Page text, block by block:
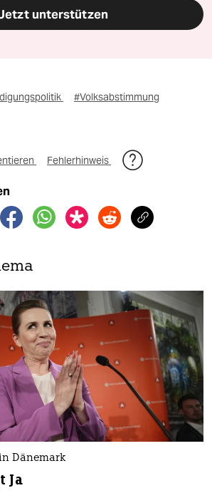
unterstützen
#Volksabstimmung
Fehlerhinweis
Dänemark
Ja